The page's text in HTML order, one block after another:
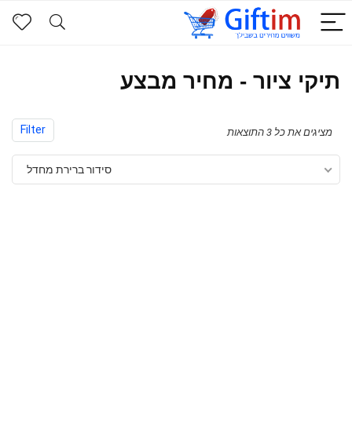
תיקי ציור - מחיר מבצע
Filter מציגים את כל ⁦3⁩ התוצאות
סידור ברירת מחדל